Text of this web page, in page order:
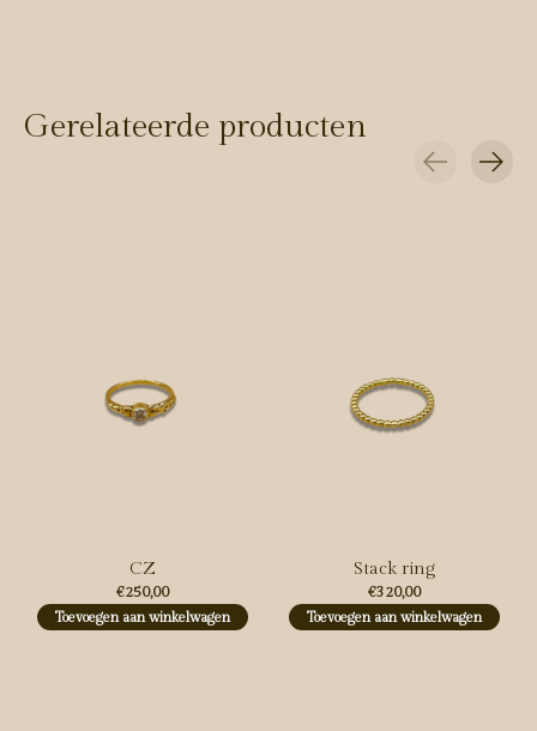
Gerelateerde producten
CZ
€250,00
Toevoegen aan winkelwagen
Stack ring
€320,00
Toevoegen aan winkelwagen